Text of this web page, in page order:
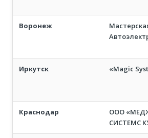
Воронеж
Иркутск «Magic
Краснодар
ООО
СИСТЕМС